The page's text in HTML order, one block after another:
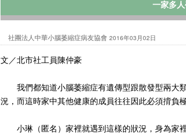
一家多
社團法人中華小腦萎縮症病友協會 2016年03月02日
文／北市社工員陳仲豪
我們都知道小腦萎縮症有遺傳型跟散發型兩大
況，而這時家中其他健康的成員往往因此必須揹負
小琳（匿名）家裡就遇到這樣的狀況，身為家